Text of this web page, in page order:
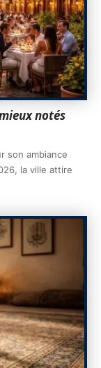
notés
son ambiance
la ville attire